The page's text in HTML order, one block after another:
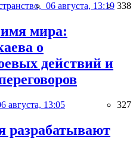
06 августа, 13:19 338
мира:
о
действий и
августа, 13:05 327
разрабатывают